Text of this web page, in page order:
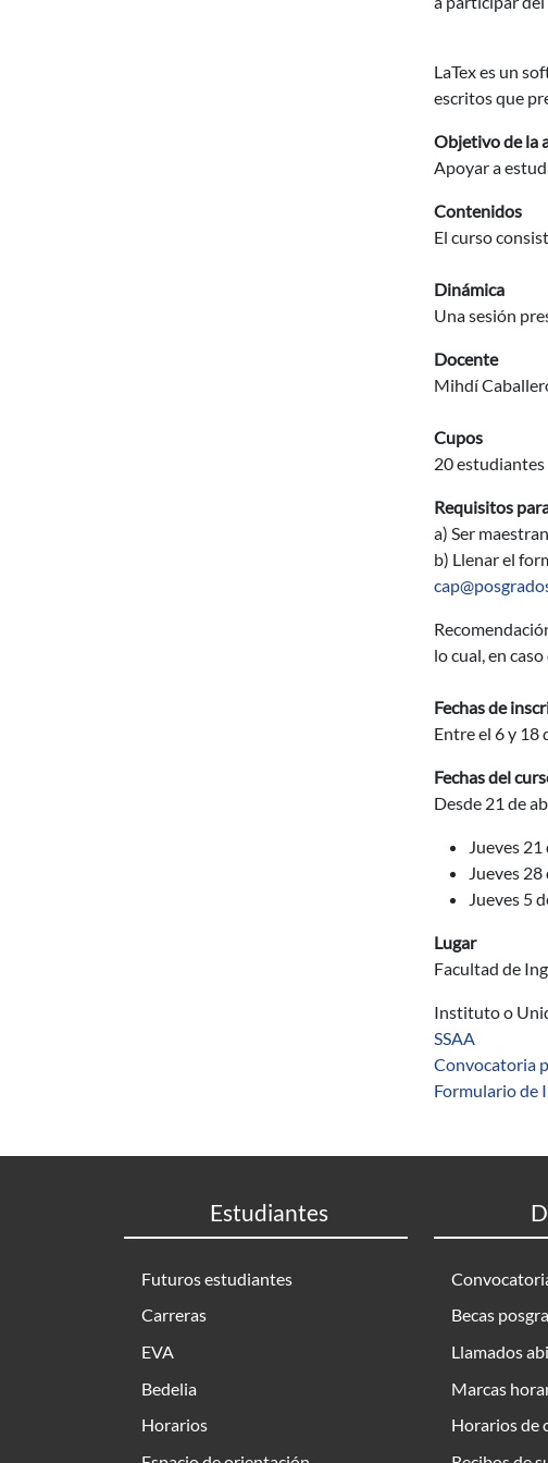
LaTex es un
escritos que
Objetivo de la
Apoyar a
Contenidos
El curso
Dinámica
Una sesión
Docente
Mihdí
Cupos
20 estudiantes
Requisitos
a) Ser
b) Llenar el
lo cual, en
Fechas de
Entre el 6 y 18
Fechas del
Desde 21 de
Jueves
Jueves
Jueves 5
Lugar
Facultad de
Instituto o
SSAA
Convocatoria
Formulario de
Estudiantes
Futuros estudiantes
Carreras
EVA
Bedelia
Horarios
Becas
Llamados
Marcas
Horarios de